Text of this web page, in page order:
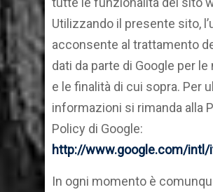
Utilizzando il presente sito,
acconsente al trattamento
dati da parte di Google per le
e le finalità di cui sopra. Per
informazioni si rimanda alla
Policy di Google:
http://www.google.com/
In ogni momento è